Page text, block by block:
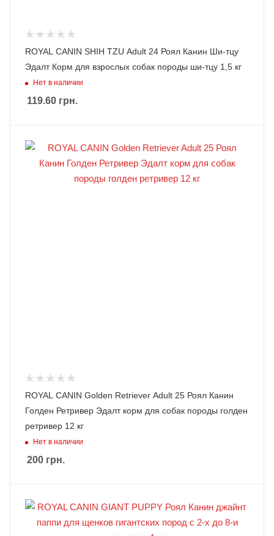
ROYAL CANIN SHIH TZU Adult 24 Роял Канин Ши-тцу
Эдалт Корм для взрослых собак породы ши-тцу 1,5 кг
Нет в наличии
119.60 грн.
ROYAL CANIN Golden Retriever Adult 25 Роял Канин
Голден Ретривер Эдалт корм для собак породы голден
ретривер 12 кг
Нет в наличии
200 грн.